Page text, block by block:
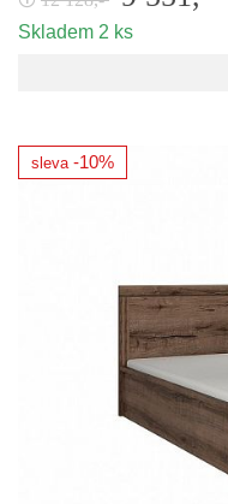
Skladem 2 ks
sleva -10%